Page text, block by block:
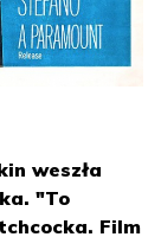
weszła
"To
Film